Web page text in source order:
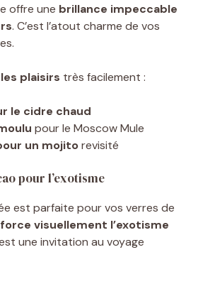
offre une brillance impeccable
. C’est l’atout charme de vos
plaisirs très facilement :
le cidre chaud
pour le Moscow Mule
un mojitorevisité
pour l’exotisme
est parfaite pour vos verres de
visuellement l’exotisme
une invitation au voyage